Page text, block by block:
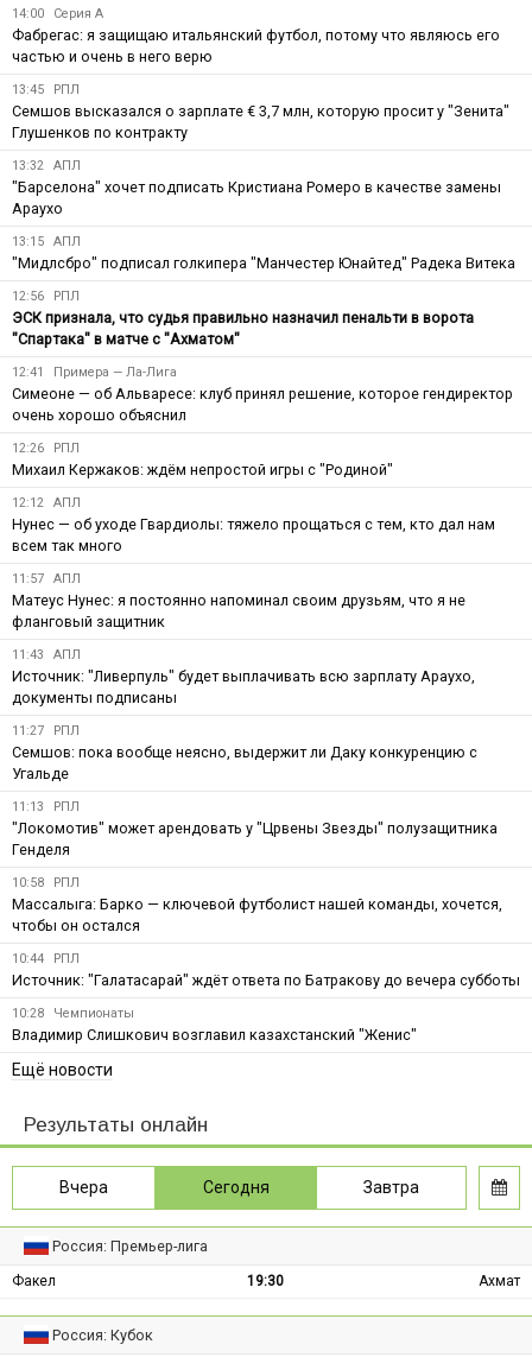
14:00 Серия А
Фабрегас: я защищаю итальянский футбол, потому что являюсь его
частью и очень в него верю
13:45 РПЛ
Семшов высказался о зарплате € 3,7 млн, которую просит у "Зенита"
Глушенков по контракту
13:32 АПЛ
"Барселона" хочет подписать Кристиана Ромеро в качестве замены
Араухо
13:15 АПЛ
"Мидлсбро" подписал голкипера "Манчестер Юнайтед" Радека Витека
12:56 РПЛ
ЭСК признала, что судья правильно назначил пенальти в ворота
"Спартака" в матче с "Ахматом"
12:41 Примера — Ла-Лига
Симеоне — об Альваресе: клуб принял решение, которое гендиректор
очень хорошо объяснил
12:26 РПЛ
Михаил Кержаков: ждём непростой игры с "Родиной"
12:12 АПЛ
Нунес — об уходе Гвардиолы: тяжело прощаться с тем, кто дал нам
всем так много
11:57 АПЛ
Матеус Нунес: я постоянно напоминал своим друзьям, что я не
фланговый защитник
11:43 АПЛ
Источник: "Ливерпуль" будет выплачивать всю зарплату Араухо,
документы подписаны
11:27 РПЛ
Семшов: пока вообще неясно, выдержит ли Даку конкуренцию с
Угальде
11:13 РПЛ
"Локомотив" может арендовать у "Црвены Звезды" полузащитника
Генделя
10:58 РПЛ
Массалыга: Барко — ключевой футболист нашей команды, хочется,
чтобы он остался
10:44 РПЛ
Источник: "Галатасарай" ждёт ответа по Батракову до вечера субботы
10:28 Чемпионаты
Владимир Слишкович возглавил казахстанский "Женис"
Ещё новости
Результаты онлайн
Вчера Сегодня Завтра
Россия: Премьер-лига
Факел 19:30 Ахмат
Россия: Кубок